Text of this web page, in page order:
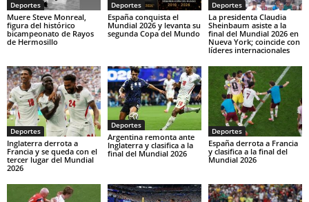
Deportes
Muere Steve Monreal,
figura del histórico
bicampeonato de Rayos
de Hermosillo
Deportes
España conquista el
Mundial 2026 y levanta su
segunda Copa del Mundo
Deportes
La presidenta Claudia
Sheinbaum asiste a la
final del Mundial 2026 en
Nueva York; coincide con
líderes internacionales
Deportes
Inglaterra derrota a
Francia y se queda con el
tercer lugar del Mundial
2026
Deportes
Argentina remonta ante
Inglaterra y clasifica a la
final del Mundial 2026
Deportes
España derrota a Francia
y clasifica a la final del
Mundial 2026